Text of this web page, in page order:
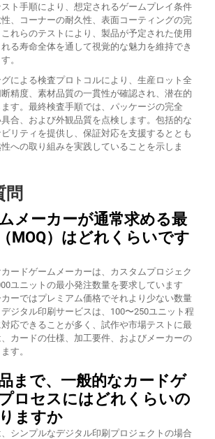
ト手順により、想定されるゲームプレイ条件
、コーナーの耐久性、表面コーティングの完
れらのテストにより、製品が予定された使用
る寿命全体を通して視覚的な魅力を維持でき
。
による検査プロトコルにより、生産ロット全
精度、素材品質の一貫性が確認され、潜在的
す。最終検査手順では、パッケージの完全
合、および外観品質を点検します。包括的な
リティを提供し、保証対応を支援するととも
への取り組みを実践していることを示しま
問
メーカーが通常求める最
MOQ）はどれくらいです
ードゲームメーカーは、カスタムプロジェク
ユニットの最小発注数量を要求しています
ーではプレミアム価格でそれより少ない数量
ジタル印刷サービスは、100〜250ユニット程
応できることが多く、試作や市場テストに最
カードの仕様、加工要件、およびメーカーの
す。
まで、一般的なカードゲ
ロセスにはどれくらいの
ますか
シンプルなデジタル印刷プロジェクトの場合